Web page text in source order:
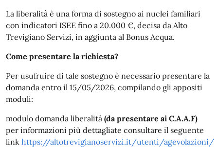
La liberalità è una forma di sostegno ai nuclei familiari
con indicatori ISEE fino a 20.000 €, decisa da Alto
Trevigiano Servizi, in aggiunta al Bonus Acqua.
Come presentare la richiesta?
Per usufruire di tale sostegno è necessario presentare la
domanda entro il 15/05/2026, compilando gli appositi
moduli:
modulo domanda liberalità (da presentare ai C.A.A.F)
per informazioni più dettagliate consultare il seguente
link https://altotrevigianoservizi.it/utenti/agevolazioni/